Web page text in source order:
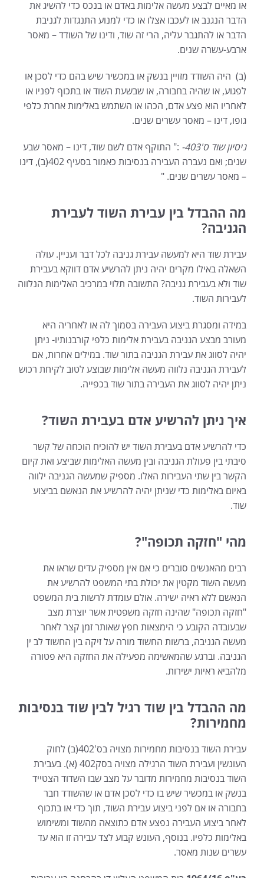
או מאיים לבצע מעשה אלימות באדם או בנכס כדי להשיג את
הדבר הנגנב או לעכבו אצלו או כדי למנוע התנגדות לגניבת
הדבר או להתגבר עליה, הרי זה שוד, ודינו של השודד – מאסר
ארבע-עשרה שנים.
(ב) היה השודד מזויין בנשק או במכשיר שיש בהם כדי לסכן או
לפגוע, או שהיה בחבורה, או שבשעת השוד או בתכוף לפניו או
לאחריו הוא פצע אדם, הכהו או השתמש באלימות אחרת כלפי
גופו, דינו – מאסר עשרים שנים.
ניסיון שוד ס'403-
:" התוקף אדם לשם שוד, דינו – מאסר שבע
שנים; ואם נעברה העבירה בנסיבות כאמור בסעיף 402(ב), דינו
– מאסר עשרים שנים. "
מה ההבדל בין עבירת השוד לעבירת
הגניבה?
עבירת שוד היא למעשה עבירת גניבה לכל דבר ועניין. עולה
השאלה באילו מקרים יהיה ניתן להרשיע אדם דווקא בעבירת
שוד ולא בעבירת גניבה? התשובה תלוי במרכיב האלימות הנלווה
לעבירות השוד.
במידה ומסגרת ביצוע העבירה בסמוך לה או לאחריה היא
מעורב מבצע הגניבה בעבירת אלימות כלפי קורבנותיו- ניתן
יהיה לסווג את עבירת הגניבה בתור שוד. במילים אחרות, אם
לעבירת הגניבה נלווה מעשה אלימות שבוצע לטוב לקיחת רכוש
ניתן יהיה לסווג את העבירה בתור שוד בכפייה.
איך ניתן להרשיע אדם בעבירת השוד?
כדי להרשיע אדם בעבירת השוד יש להוכיח הוכחה של קשר
סיבתי בין פעולת הגניבה ובין מעשה האלימות שביצע ואת קיום
הקשר בין שתי העבירות האלו. מספיק שמעשה הגניבה ילווה
באיום באלימות כדי שניתן יהיה להרשיע את הנאשם בביצוע
שוד.
מהי "חזקה תכופה"?
רבים מהאנשים סוברים כי אם אין מספיק עדים שראו את
מעשה השוד מקטין את יכולת בתי המשפט להרשיע את
הנאשם ללא ראיה ישירה. אולם עומדת לרשות בית המשפט
"חזקה תכופה" שהינה חזקה משפטית אשר יוצרת מצב
שבעובדה הקובע כי הימצאות חפץ שאותר זמן קצר לאחר
מעשה הגניבה, ברשות החשוד מורה על זיקה בין החשוד לב ין
הגניבה. וברגע שהמאשימה מפעילה את החזקה היא פטורה
מלהביא ראיות ישירות.
מה ההבדל בין שוד רגיל לבין שוד בנסיבות
מחמירות?
עבירת השוד בנסיבות מחמירות מצויה בס'402(ב) לחוק
העונשין ועבירת השוד הרגילה מצויה בסק402 (א). בעבירת
השוד בנסיבות מחמירות מדובר על מצב שבו השדוד הצטייד
בנשק או במכשיר שיש בו כדי לסכן אדם או שהשודד חבר
בחבורה או אם לפני ביצוע עבירת השוד, תוך כדי או בתכוף
לאחר ביצוע העבירה נפצע אדם כתוצאה מהשוד ומשימוש
באלימות כלפיו. בנוסף, העונש קבוע לצד עבירה זו הוא עד
עשרים שנות מאסר.